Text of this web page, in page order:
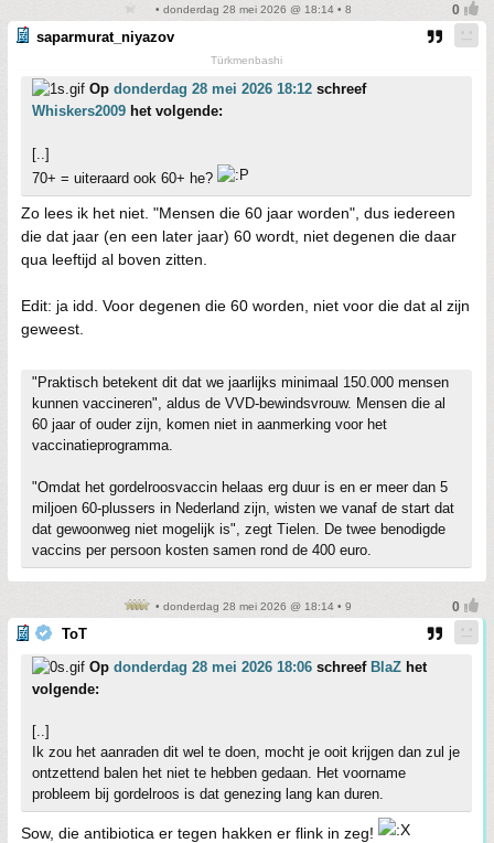
• donderdag 28 mei 2026 @ 18:14 • 8
saparmurat_niyazov
Türkmenbashi
Op donderdag 28 mei 2026 18:12 schreef
Whiskers2009 het volgende:
[..]
70+ = uiteraard ook 60+ he?
Zo lees ik het niet. "Mensen die 60 jaar worden", dus iedereen
die dat jaar (en een later jaar) 60 wordt, niet degenen die daar
qua leeftijd al boven zitten.
Edit: ja idd. Voor degenen die 60 worden, niet voor die dat al zijn
geweest.
"Praktisch betekent dit dat we jaarlijks minimaal 150.000 mensen
kunnen vaccineren", aldus de VVD-bewindsvrouw. Mensen die al
60 jaar of ouder zijn, komen niet in aanmerking voor het
vaccinatieprogramma.
"Omdat het gordelroosvaccin helaas erg duur is en er meer dan 5
miljoen 60-plussers in Nederland zijn, wisten we vanaf de start dat
dat gewoonweg niet mogelijk is", zegt Tielen. De twee benodigde
vaccins per persoon kosten samen rond de 400 euro.
• donderdag 28 mei 2026 @ 18:14 • 9
ToT
Op donderdag 28 mei 2026 18:06 schreef BlaZ het
volgende:
[..]
Ik zou het aanraden dit wel te doen, mocht je ooit krijgen dan zul je
ontzettend balen het niet te hebben gedaan. Het voorname
probleem bij gordelroos is dat genezing lang kan duren.
Sow, die antibiotica er tegen hakken er flink in zeg!